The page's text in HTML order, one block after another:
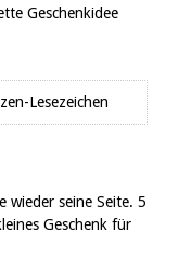
Geschenkidee
wieder seine Seite. 5
Geschenk für